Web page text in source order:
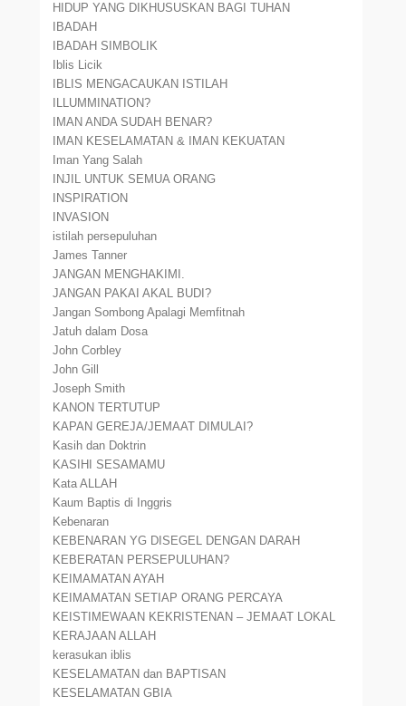
HIDUP YANG DIKHUSUSKAN BAGI TUHAN
IBADAH
IBADAH SIMBOLIK
Iblis Licik
IBLIS MENGACAUKAN ISTILAH
ILLUMMINATION?
IMAN ANDA SUDAH BENAR?
IMAN KESELAMATAN & IMAN KEKUATAN
Iman Yang Salah
INJIL UNTUK SEMUA ORANG
INSPIRATION
INVASION
istilah persepuluhan
James Tanner
JANGAN MENGHAKIMI.
JANGAN PAKAI AKAL BUDI?
Jangan Sombong Apalagi Memfitnah
Jatuh dalam Dosa
John Corbley
John Gill
Joseph Smith
KANON TERTUTUP
KAPAN GEREJA/JEMAAT DIMULAI?
Kasih dan Doktrin
KASIHI SESAMAMU
Kata ALLAH
Kaum Baptis di Inggris
Kebenaran
KEBENARAN YG DISEGEL DENGAN DARAH
KEBERATAN PERSEPULUHAN?
KEIMAMATAN AYAH
KEIMAMATAN SETIAP ORANG PERCAYA
KEISTIMEWAAN KEKRISTENAN – JEMAAT LOKAL
KERAJAAN ALLAH
kerasukan iblis
KESELAMATAN dan BAPTISAN
KESELAMATAN GBIA